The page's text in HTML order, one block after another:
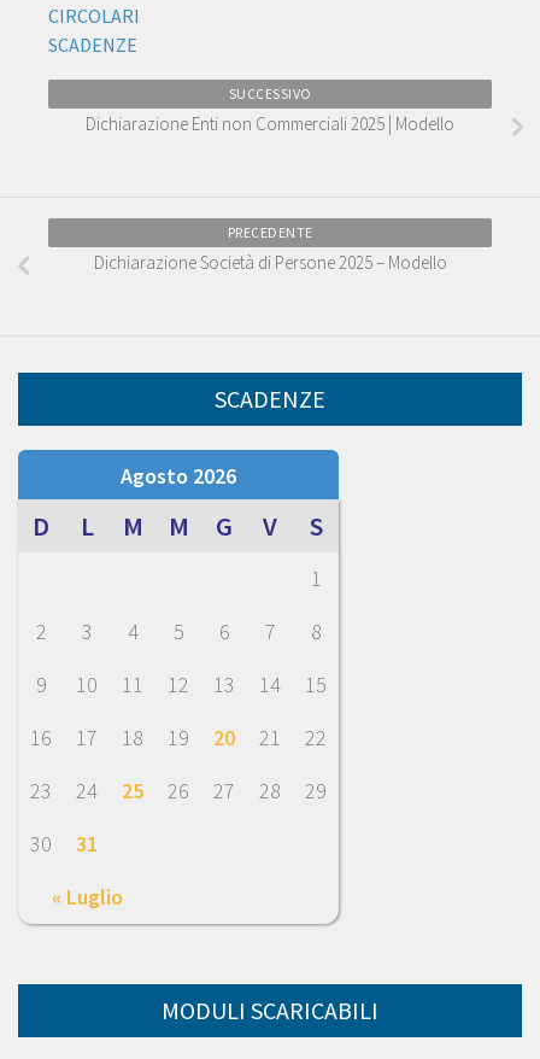
CIRCOLARI
SCADENZE
SUCCESSIVO
Dichiarazione Enti non Commerciali 2025 | Modello
PRECEDENTE
Dichiarazione Società di Persone 2025 – Modello
SCADENZE
Agosto 2026
D L M M G V S
« Luglio
1
2
3 4 5 6 7
8
9
10 11 12 13 14
15
16
17 18 19 20 21
22
23
24 25 26 27 28
29
30
31
MODULI SCARICABILI